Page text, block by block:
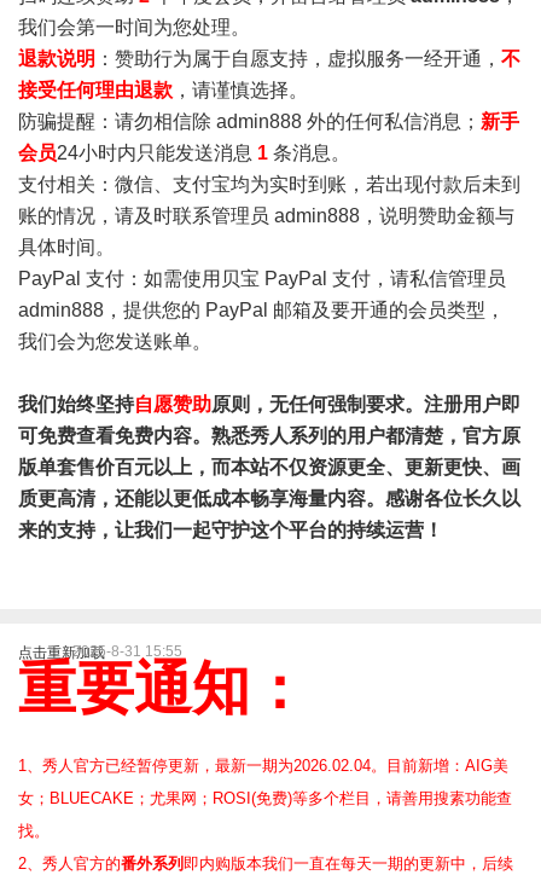
我们会第一时间为您处理。
退款说明 ：赞助行为属于自愿支持，虚拟服务一经开通， 不
接受任何理由退款 ，请谨慎选择。
防骗提醒：请勿相信除 admin888 外的任何私信消息； 新手
会员24小时内只能发送消息 1 条消息。
支付相关：微信、支付宝均为实时到账，若出现付款后未到
账的情况，请及时联系管理员 admin888，说明赞助金额与
具体时间。
PayPal 支付：如需使用贝宝 PayPal 支付，请私信管理员
admin888，提供您的 PayPal 邮箱及要开通的会员类型，
我们会为您发送账单。
我们始终坚持自愿赞助原则，无任何强制要求。注册用户即
可免费查看免费内容。熟悉秀人系列的用户都清楚，官方原
版单套售价百元以上，而本站不仅资源更全、更新更快、画
质更高清，还能以更低成本畅享海量内容。感谢各位长久以
来的支持，让我们一起守护这个平台的持续运营！
点击重新加载2025-8-31 15:55
重要通知：
1、秀人官方已经暂停更新，最新一期为2026.02.04。目前新增：AIG美
女；BLUECAKE；尤果网；ROSI(免费)等多个栏目，请善用搜素功能查
找。
2、 秀人官方的番外系列 即内购版本我们一直在每天一期的更新中，后续